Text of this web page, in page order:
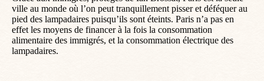
ville au monde où l’on peut tranquillement pisser et déféquer au
pied des lampadaires puisqu’ils sont éteints. Paris n’a pas en
effet les moyens de financer à la fois la consommation
alimentaire des immigrés, et la consommation électrique des
lampadaires.